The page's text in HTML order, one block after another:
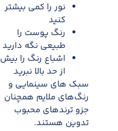
نور را کمی بیشتر
کنید
رنگ پوست را
طبیعی نگه دارید
اشباع رنگ را بیش
از حد بالا نبرید
سبک های سینمایی و
رنگ‌های ملایم همچنان
جزو ترندهای محبوب
تدوین هستند.